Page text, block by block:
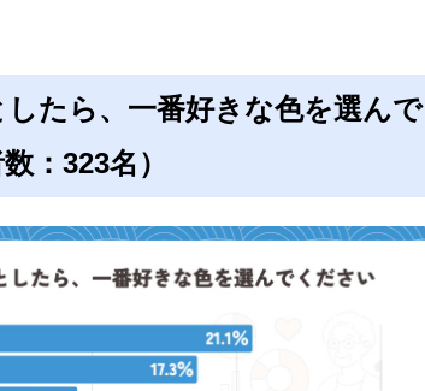
たら、一番好きな色を選んで
：323名）